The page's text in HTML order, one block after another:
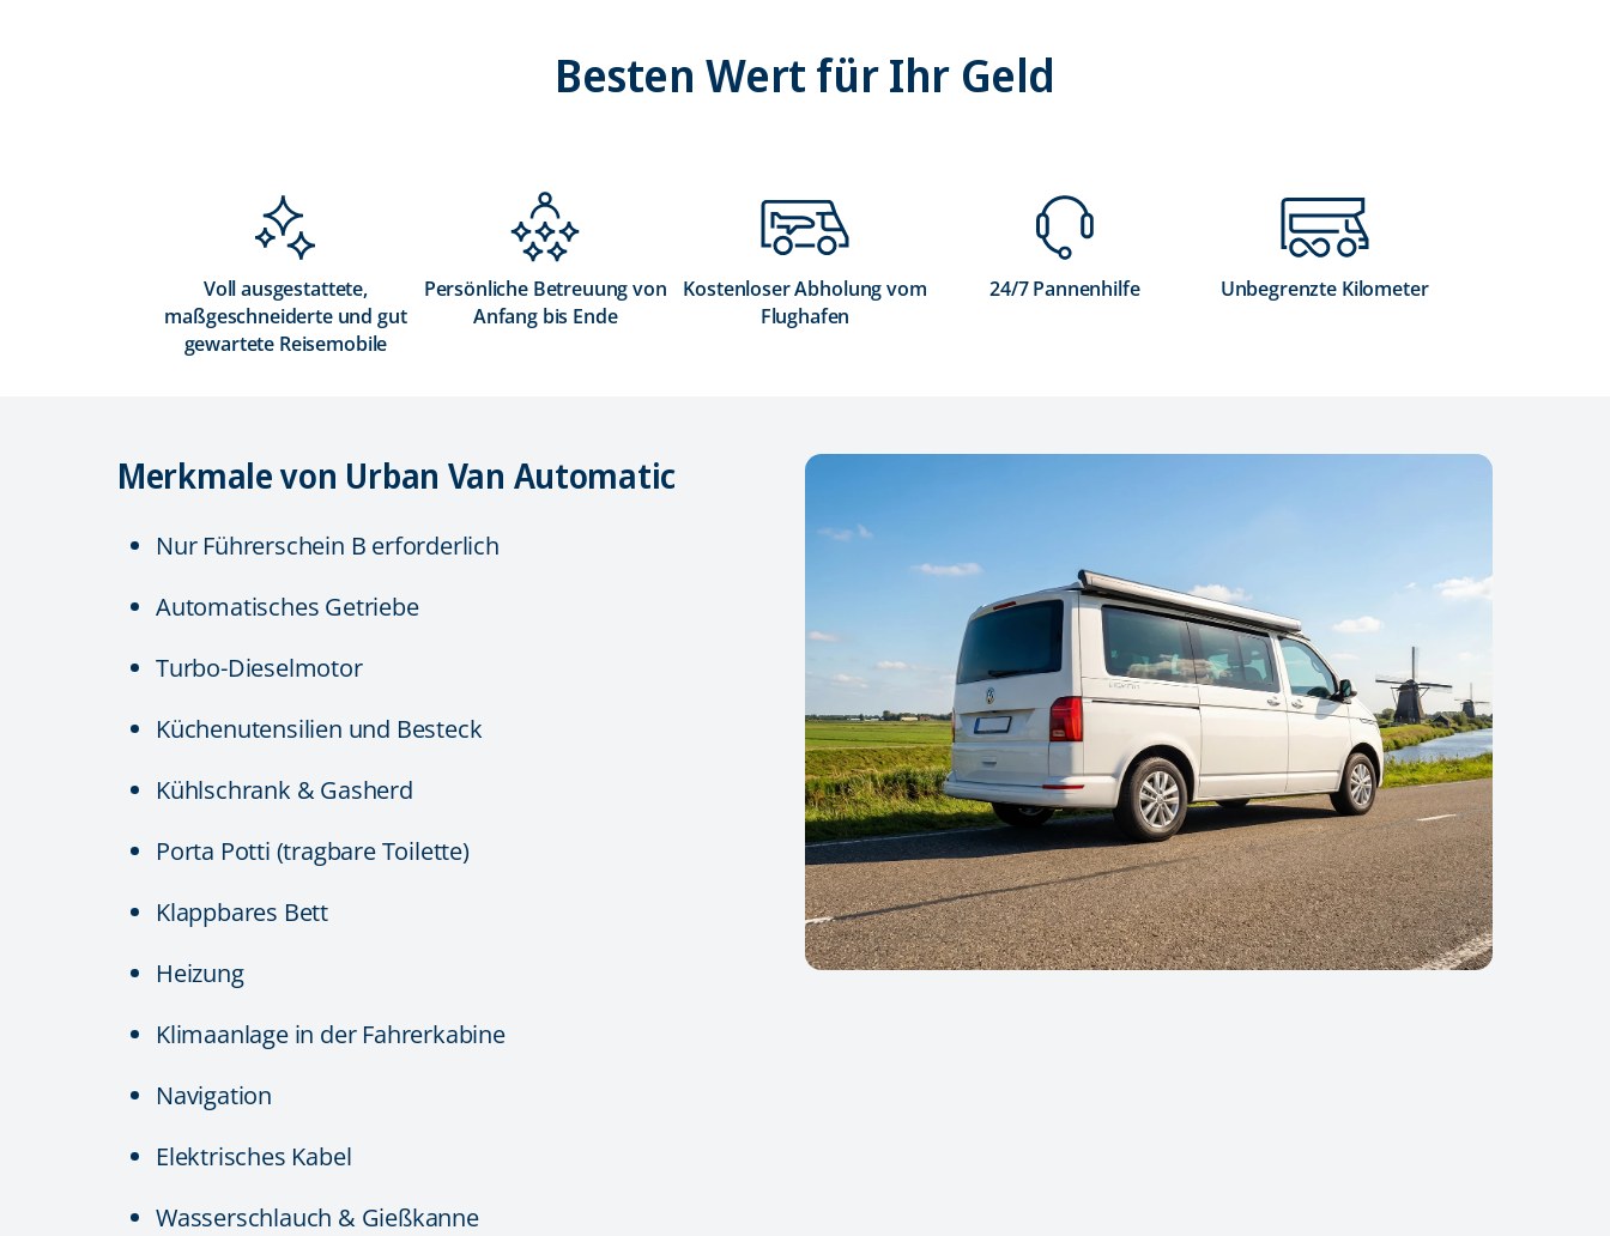
Besten Wert für Ihr Geld
Voll ausgestattete,
maßgeschneiderte und gut
gewartete Reisemobile
Persönliche Betreuung von
Anfang bis Ende
Kostenloser Abholung vom
Flughafen
24/7 Pannenhilfe Unbegrenzte Kilometer
Merkmale von Urban Van Automatic
Nur Führerschein B erforderlich
Automatisches Getriebe
Turbo-Dieselmotor
Küchenutensilien und Besteck
Kühlschrank & Gasherd
Porta Potti (tragbare Toilette)
Klappbares Bett
Heizung
Klimaanlage in der Fahrerkabine
Navigation
Elektrisches Kabel
Wasserschlauch & Gießkanne